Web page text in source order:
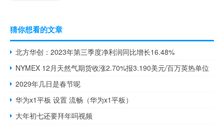
猜你想看的文章
北方华创：2023年第三季度净利润同比增长16.48%
NYMEX 12月天然气期货收涨2.70%报3.190美元/百万英热单位
2029年几日是春节呢
华为x1平板 设置 流畅（华为x1平板）
大年初七还要拜年吗视频